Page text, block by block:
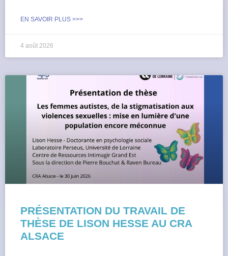
EN SAVOIR PLUS >>>
4 août 2026
PRÉSENTATION DU TRAVAIL DE
THÈSE DE LISON HESSE AU CRA
ALSACE